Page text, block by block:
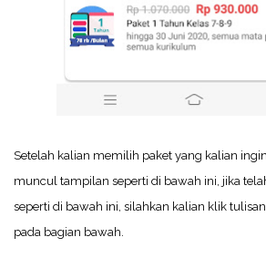
Setelah kalian memilih paket yang kalian
muncul tampilan seperti di bawah ini, jika
seperti di bawah ini, silahkan kalian klik tulisan
pada bagian bawah.